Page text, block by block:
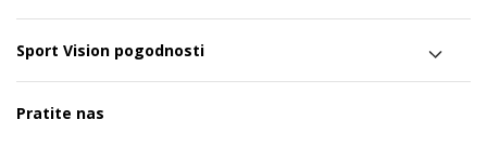
Sport Vision pogodnosti
Pratite nas